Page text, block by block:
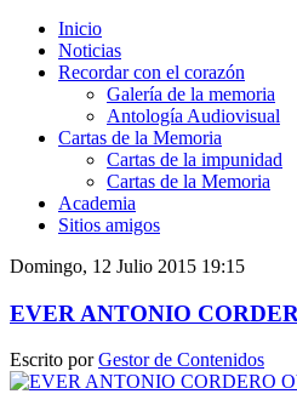
Inicio
Noticias
Recordar con el corazón
Galería de la memoria
Antología Audiovisual
Cartas de la Memoria
Cartas de la impunidad
Cartas de la Memoria
Academia
Sitios amigos
Domingo, 12 Julio 2015 19:15
EVER ANTONIO
Escrito porGestor de Contenidos